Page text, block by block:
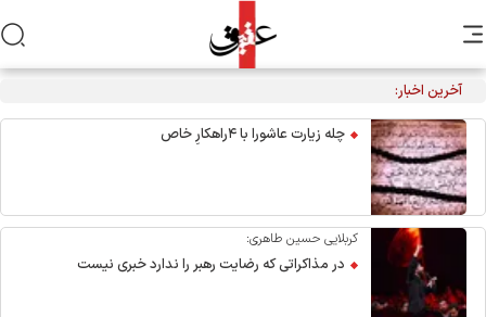
آخرین اخبار: تکذیب نقل قول منتسب به رهبر انقلاب از سوی دفتر معظم‌له
چله زیارت عاشورا با ۴راهکارِ خاص
کربلایی حسین طاهری:
در مذاکراتی که رضایت رهبر را ندارد خبری نیست